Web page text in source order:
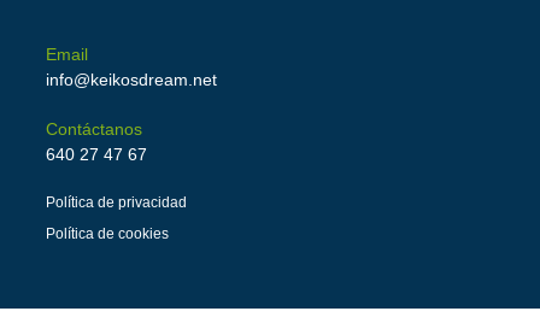
Email
info@keikosdream.net
Contáctanos
640 27 47 67
Política de privacidad
Política de cookies